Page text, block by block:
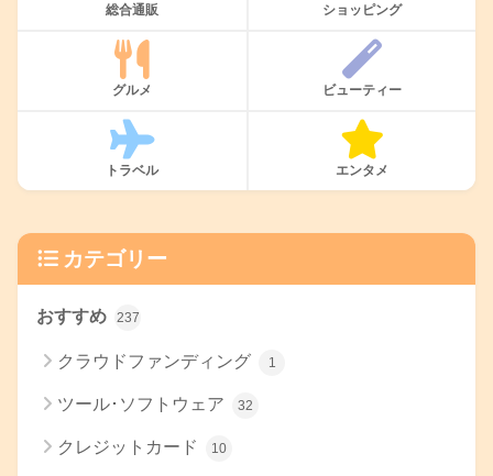
総合通販 ショッピング
グルメ ビューティー
トラベル エンタメ
カテゴリー
おすすめ 237
クラウドファンディング 1
ツール･ソフトウェア 32
クレジットカード 10